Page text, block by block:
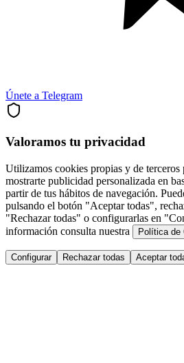
Únete a Telegram
Valoramos tu privacidad
Utilizamos cookies propias y de terceros
mostrarte publicidad personalizada en
partir de tus hábitos de navegación.
pulsando el botón "Aceptar todas",
"Rechazar todas" o configurarlas en
información consulta nuestra
Política de
Configurar Rechazar todas Aceptar